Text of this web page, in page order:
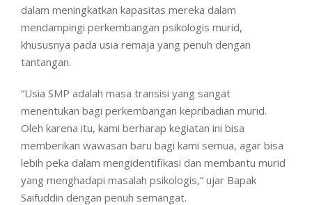
dalam meningkatkan kapasitas mereka dalam
mendampingi perkembangan psikologis murid,
khususnya pada usia remaja yang penuh dengan
tantangan.
“Usia SMP adalah masa transisi yang sangat
menentukan bagi perkembangan kepribadian murid.
Oleh karena itu, kami berharap kegiatan ini bisa
memberikan wawasan baru bagi kami semua, agar bisa
lebih peka dalam mengidentifikasi dan membantu murid
yang menghadapi masalah psikologis,” ujar Bapak
Saifuddin dengan penuh semangat.